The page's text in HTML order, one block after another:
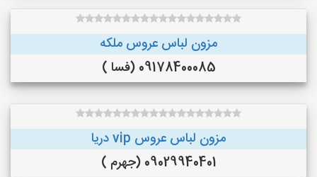
مزون لباس عروس ملکه
09178400085 (فسا )
مزون لباس عروس vip دریا
09029940401 (جهرم )